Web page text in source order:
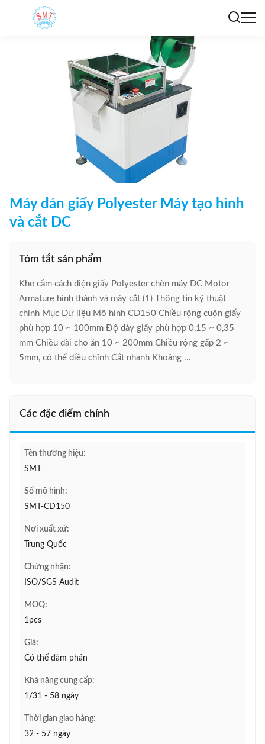
Máy dán giấy Polyester Máy tạo hình
và cắt DC
Tóm tắt sản phẩm
Khe cắm cách điện giấy Polyester chèn máy DC Motor
Armature hình thành và máy cắt (1) Thông tin kỹ thuật
chính Mục Dữ liệu Mô hình CD150 Chiều rộng cuộn giấy
phù hợp 10 ~ 100mm Độ dày giấy phù hợp 0,15 ~ 0,35
mm Chiều dài cho ăn 10 ~ 200mm Chiều rộng gấp 2 ~
5mm, có thể điều chỉnh Cắt nhanh Khoảng ...
Các đặc điểm chính
Tên thương hiệu:
SMT
Số mô hình:
SMT-CD150
Nơi xuất xứ:
Trung Quốc
Chứng nhận:
ISO/SGS Audit
MOQ:
1pcs
Giá:
Có thể đàm phán
Khả năng cung cấp:
1/31 - 58 ngày
Thời gian giao hàng:
32 - 57 ngày